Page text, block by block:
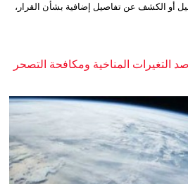
أو الكشف عن تفاصيل إضافية بشأن القرار،
التغيرات المناخية ومكافحة التصحر